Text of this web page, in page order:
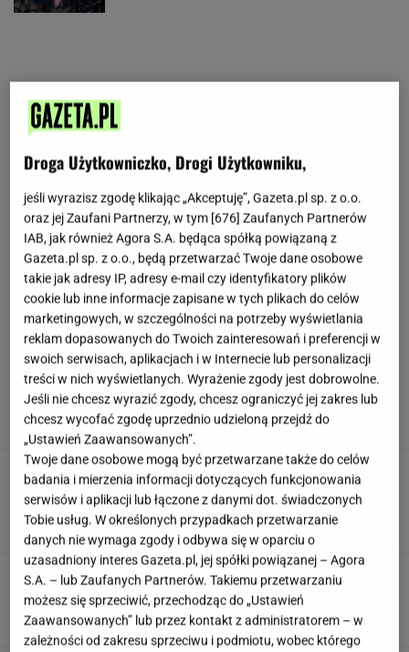
Wiadomo, ile emerytury dostaje Kwaśniewska.
Kwota zaskakuje
Zamówili produkty za pół
miliona. Ekspert ocenia składniki, które trafią
do kuchni prezydenta
ALEKSANDRA PIETROW
Łatwy quiz o gotowaniu. Nie musisz być
szefem kuchni, by zdobyć 9/9
Droga Użytkowniczko, Drogi Użytkowniku,
jeśli wyrazisz zgodę klikając „Akceptuję”, Gazeta.pl sp. z o.o.
oraz jej Zaufani Partnerzy, w tym [676] Zaufanych Partnerów
IAB, jak również Agora S.A. będąca spółką powiązaną z
Gazeta.pl sp. z o.o., będą przetwarzać Twoje dane osobowe
takie jak adresy IP, adresy e-mail czy identyfikatory plików
cookie lub inne informacje zapisane w tych plikach do celów
marketingowych, w szczególności na potrzeby wyświetlania
reklam dopasowanych do Twoich zainteresowań i preferencji w
swoich serwisach, aplikacjach i w Internecie lub personalizacji
treści w nich wyświetlanych. Wyrażenie zgody jest dobrowolne.
Jeśli nie chcesz wyrazić zgody, chcesz ograniczyć jej zakres lub
chcesz wycofać zgodę uprzednio udzieloną przejdź do
„Ustawień Zaawansowanych”.
Twoje dane osobowe mogą być przetwarzane także do celów
badania i mierzenia informacji dotyczących funkcjonowania
serwisów i aplikacji lub łączone z danymi dot. świadczonych
Tobie usług. W określonych przypadkach przetwarzanie
danych nie wymaga zgody i odbywa się w oparciu o
uzasadniony interes Gazeta.pl, jej spółki powiązanej – Agora
S.A. – lub Zaufanych Partnerów. Takiemu przetwarzaniu
możesz się sprzeciwić, przechodząc do „Ustawień
Zaawansowanych” lub przez kontakt z administratorem – w
zależności od zakresu sprzeciwu i podmiotu, wobec którego